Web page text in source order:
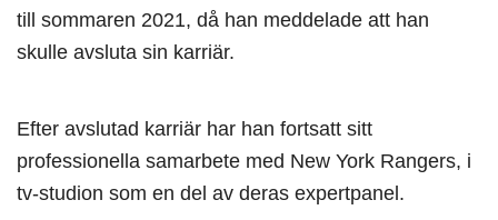
till sommaren 2021, då han meddelade att han
skulle avsluta sin karriär.
Efter avslutad karriär har han fortsatt sitt
professionella samarbete med New York Rangers, i
tv-studion som en del av deras expertpanel.